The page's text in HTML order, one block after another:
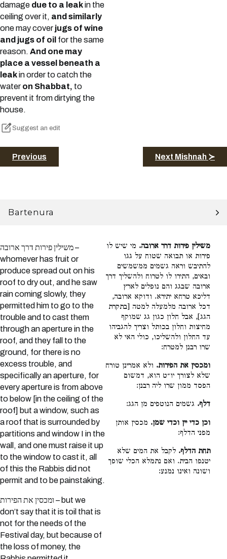
damage due to a leakin the
ceiling over it, and similarly
one may cover jugs of wine
and jugs of oil for the same
reason. And one may
place a vessel beneath a
leakin order to catch the
water on Shabbat, to
prevent it from dirtying the
house.
Suggest an edit
Previous Next Mishnah ≻
Bartenura
משילין פירות דרך ארובה –
whomever has fruit or
produce spread out on his
roof to dry out, and he saw
rain coming slowly, they
permitted him to go to the
trouble and to cast them
through an aperture in the
roof, and they fall to the
ground, for there is no
excess trouble, and
specifically an aperture, for
every aperture is from above
to below [in the ceiling of the
roof] but a window, such as
a roof that is surrounded by
partitions and window I in the
wall, and one must raise it up
to the window to cast it, all
of this the Rabbis did not
permit and to be painstaking.
ומכסין את הפירות – but we
don’t say that it is toil that is
not for the needs of the
Festival day, but because of
the loss of money, the
משילין פירות דרר ארובה. מי שיש לו
פירות או תבואה שטוח על גגו
להתיבש וראה גשמים ממשמשים
ובאים, התירו לו לטרוח ולהשליך דרך
ארובה שבגג והם נופלים לארץ
דליכא טרחא יתירא. ודוקא ארובה,
דכל ארובה מלמעלה למטה [בתקרת
הגג], אבל חלון כגון גג שמוקף
מחיצות וחלון בכותל וצריך להגביהו
עד החלון ולהשליכו, כולי האי לא
שרו רבנן למטרח:
ומכסין את הפירות. ולא אמרינן טורח
שלא לצורך יו״ט הוא, דמשום
הפסד ממון שרו ליה רבנן:
דלף. גשמים הנוטפים מן הגג:
וכן כדי יין וכדי שמן. מכסין אותן
מפני הדלף:
תחת הדלף. לקבל את המים שלא
יטנפו הבית. ואם נתמלא הכלי שופך
ושונה ואינו נמנע: